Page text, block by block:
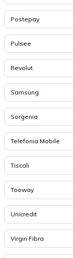
Postepay
Pulsee
Revolut
Samsung
Sorgenia
Telefonia Mobile
Tiscali
Tooway
Unicredit
Virgin Fibra